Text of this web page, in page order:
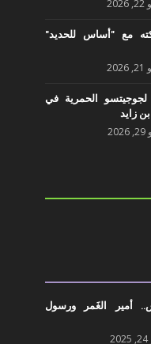
مع "أساس للحديد"
لجوجيتسو الحمرية في
زايد
أمير الغَمر ورسول